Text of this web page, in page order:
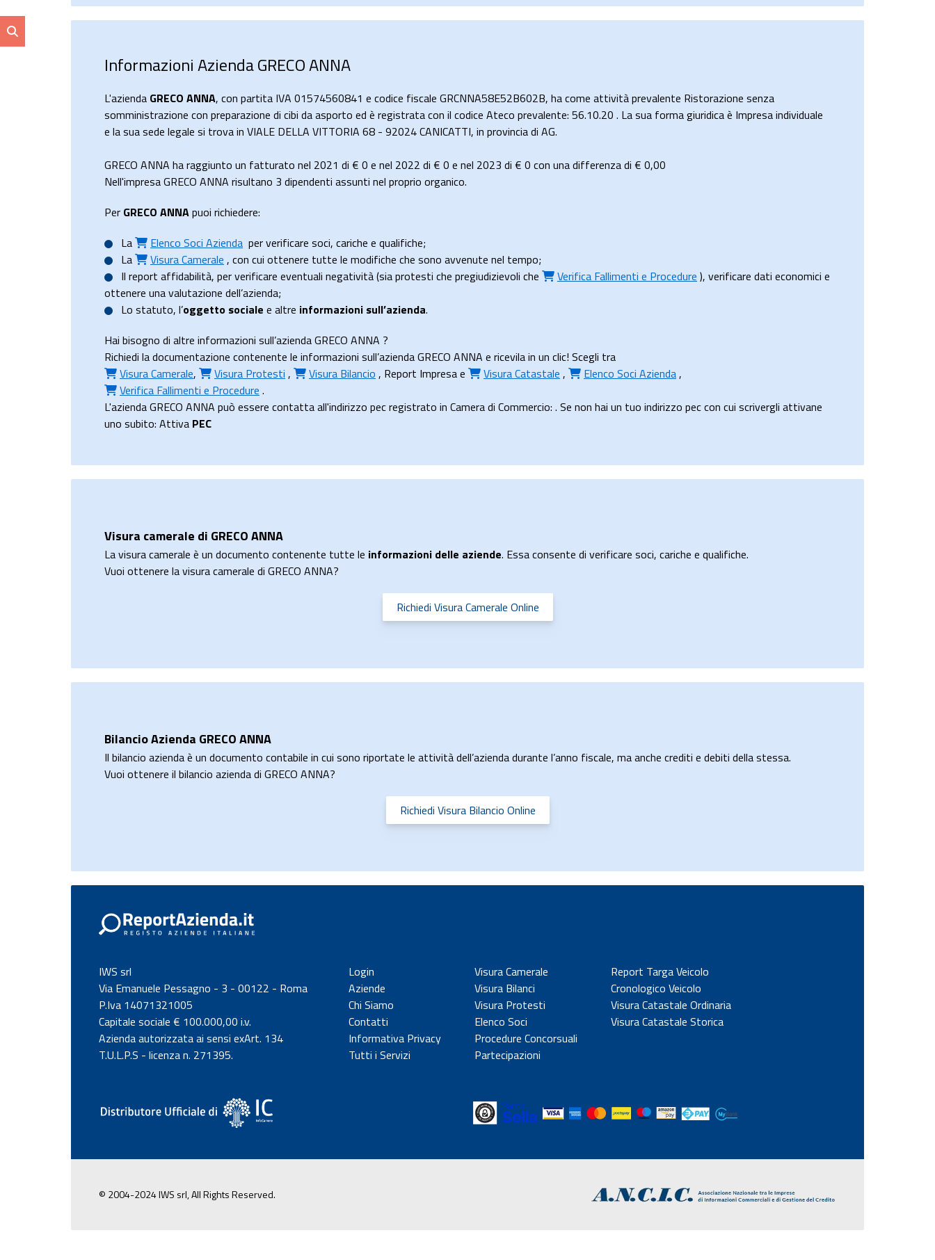
Informazioni Azienda GRECO ANNA
L'azienda GRECO ANNA, con partita IVA 01574560841 e codice fiscale GRCNNA58E52B602B, ha come attività prevalente Ristorazione senza
somministrazione con preparazione di cibi da asporto ed è registrata con il codice Ateco prevalente: 56.10.20 . La sua forma giuridica è Impresa individuale
e la sua sede legale si trova in VIALE DELLA VITTORIA 68 - 92024 CANICATTI, in provincia di AG.
GRECO ANNA ha raggiunto un fatturato nel 2021 di € 0 e nel 2022 di € 0 e nel 2023 di € 0 con una differenza di € 0,00
Nell'impresa GRECO ANNA risultano 3 dipendenti assunti nel proprio organico.
Per GRECO ANNApuoi richiedere:
La
Elenco Soci Azienda per verificare soci, cariche e qualifiche;
La
Visura Camerale , con cui ottenere tutte le modifiche che sono avvenute nel tempo;
Il report affidabilità, per verificare eventuali negatività (sia protesti che pregiudizievoli che Verifica Fallimenti e Procedure ), verificare dati economici e
ottenere una valutazione dell’azienda;
Lo statuto, l’oggetto sociale e altre informazioni sull’azienda.
Hai bisogno di altre informazioni sull’azienda GRECO ANNA ?
Richiedi la documentazione contenente le informazioni sull’azienda GRECO ANNA e ricevila in un clic! Scegli tra
Visura Camerale, Visura Protesti , Visura Bilancio , Report Impresae Visura Catastale , Elenco Soci Azienda,
Verifica Fallimenti e Procedure .
L'azienda GRECO ANNA può essere contatta all'indirizzo pec registrato in Camera di Commercio: . Se non hai un tuo indirizzo pec con cui scrivergli attivane
uno subito: Attiva PEC
Visura camerale di GRECO ANNA
La visura camerale è un documento contenente tutte le informazioni delle aziende. Essa consente di verificare soci, cariche e qualifiche.
Vuoi ottenere la visura camerale di GRECO ANNA?
Richiedi Visura Camerale Online
Bilancio Azienda GRECO ANNA
Il bilancio azienda è un documento contabile in cui sono riportate le attività dell’azienda durante l’anno fiscale, ma anche crediti e debiti della stessa.
Vuoi ottenere il bilancio azienda di GRECO ANNA?
Richiedi Visura Bilancio Online
IWS srl
Via Emanuele Pessagno - 3 - 00122 - Roma
P.Iva 14071321005
Capitale sociale € 100.000,00 i.v.
Azienda autorizzata ai sensi exArt. 134
T.U.L.P.S - licenza n. 271395.
Login
Aziende
Chi Siamo
Contatti
Informativa Privacy
Tutti i Servizi
Visura Camerale
Visura Bilanci
Visura Protesti
Elenco Soci
Procedure Concorsuali
Partecipazioni
Report Targa Veicolo
Cronologico Veicolo
Visura Catastale Ordinaria
Visura Catastale Storica
© 2004-2024 IWS srl, All Rights Reserved.